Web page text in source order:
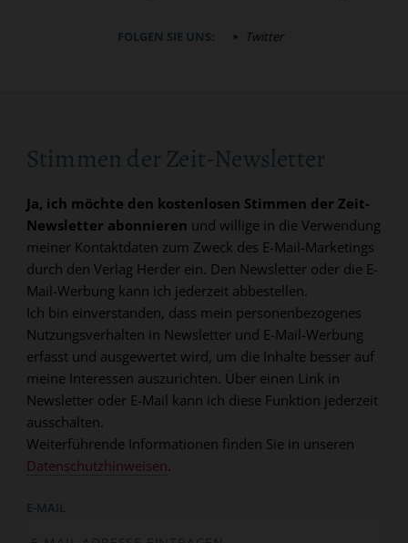
FOLGEN SIE UNS: Twitter
Stimmen der Zeit-Newsletter
Ja, ich möchte den kostenlosen Stimmen der Zeit-
Newsletter abonnieren und willige in die Verwendung
meiner Kontaktdaten zum Zweck des E-Mail-Marketings
durch den Verlag Herder ein. Den Newsletter oder die E-
Mail-Werbung kann ich jederzeit abbestellen.
Ich bin einverstanden, dass mein personenbezogenes
Nutzungsverhalten in Newsletter und E-Mail-Werbung
erfasst und ausgewertet wird, um die Inhalte besser auf
meine Interessen auszurichten. Über einen Link in
Newsletter oder E-Mail kann ich diese Funktion jederzeit
ausschalten.
Weiterführende Informationen finden Sie in unseren
Datenschutzhinweisen.
E-MAIL